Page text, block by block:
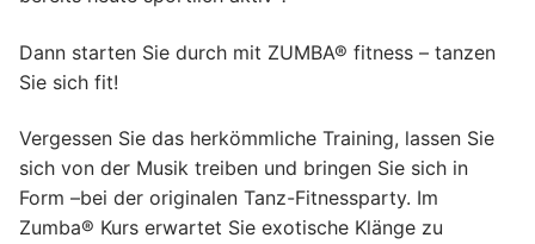
Volleyball
Yoga
Hatha Yoga
Zumba Fitness
Dann starten Sie durch mit ZUMBA® fitness – tanzen
Sie sich fit!
Vergessen Sie das herkömmliche Training, lassen Sie
sich von der Musik treiben und bringen Sie sich in
Form –bei der originalen Tanz-Fitnessparty. Im
Zumba® Kurs erwartet Sie exotische Klänge zu